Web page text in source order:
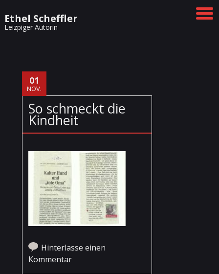
Ethel Scheffler
Leizpiger Autorin
01
NOV.
So schmeckt die
Kindheit
Hinterlasse einen
Kommentar